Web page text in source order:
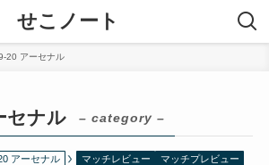
せこノート
20 アーセナル
セナル – category –
アーセナル マッチレビュー
マッチプレビュー